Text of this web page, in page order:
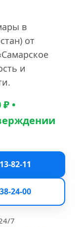
в
от
и
•
82-11
24-00
7